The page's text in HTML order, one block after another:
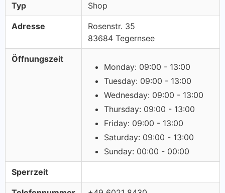
Typ Shop
Adresse
Rosenstr. 35
83684 Tegernsee
Öffnungszeit
Monday: 09:00 - 13:00
Tuesday: 09:00 - 13:00
Wednesday: 09:00 - 13:00
Thursday: 09:00 - 13:00
Friday: 09:00 - 13:00
Saturday: 09:00 - 13:00
Sunday: 00:00 - 00:00
Sperrzeit